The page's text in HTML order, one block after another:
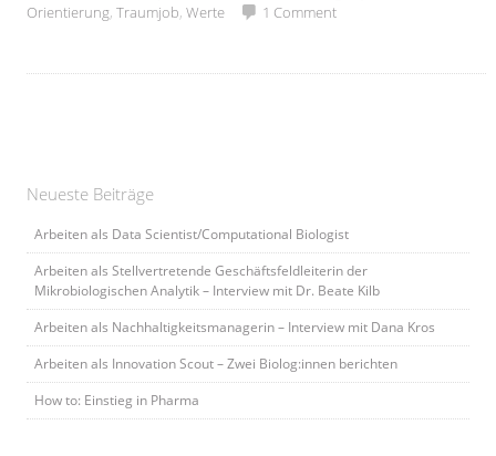
Orientierung,Traumjob,Werte 1 Comment
Neueste Beiträge
Arbeiten als Data Scientist/Computational Biologist
Arbeiten als Stellvertretende Geschäftsfeldleiterin der
Mikrobiologischen Analytik – Interview mit Dr. Beate Kilb
Arbeiten als Nachhaltigkeitsmanagerin – Interview mit Dana Kros
Arbeiten als Innovation Scout – Zwei Biolog:innen berichten
How to: Einstieg in Pharma